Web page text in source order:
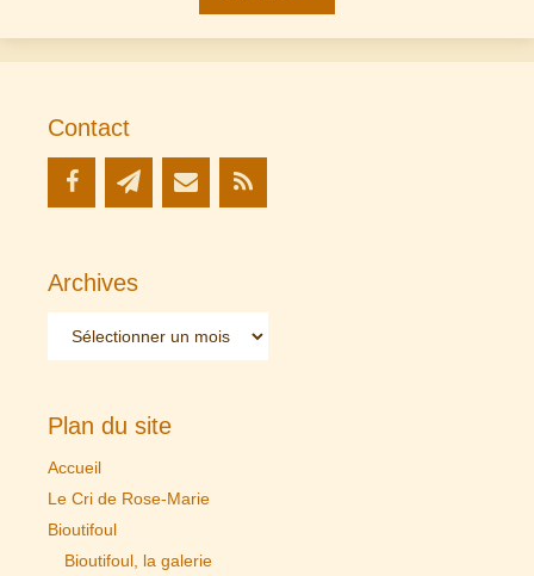
Contact
Archives
Plan du site
Accueil
Le Cri de Rose-Marie
Bioutifoul
Bioutifoul, la galerie